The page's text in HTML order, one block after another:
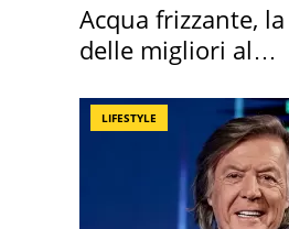
Acqua frizzante,
delle migliori al
LIFESTYLE